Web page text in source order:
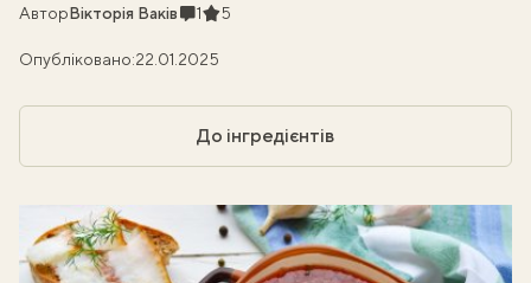
АвторВікторія ВаківКоментарі
1Рейтинг
5
Опубліковано:22.01.2025
До інгредієнтів